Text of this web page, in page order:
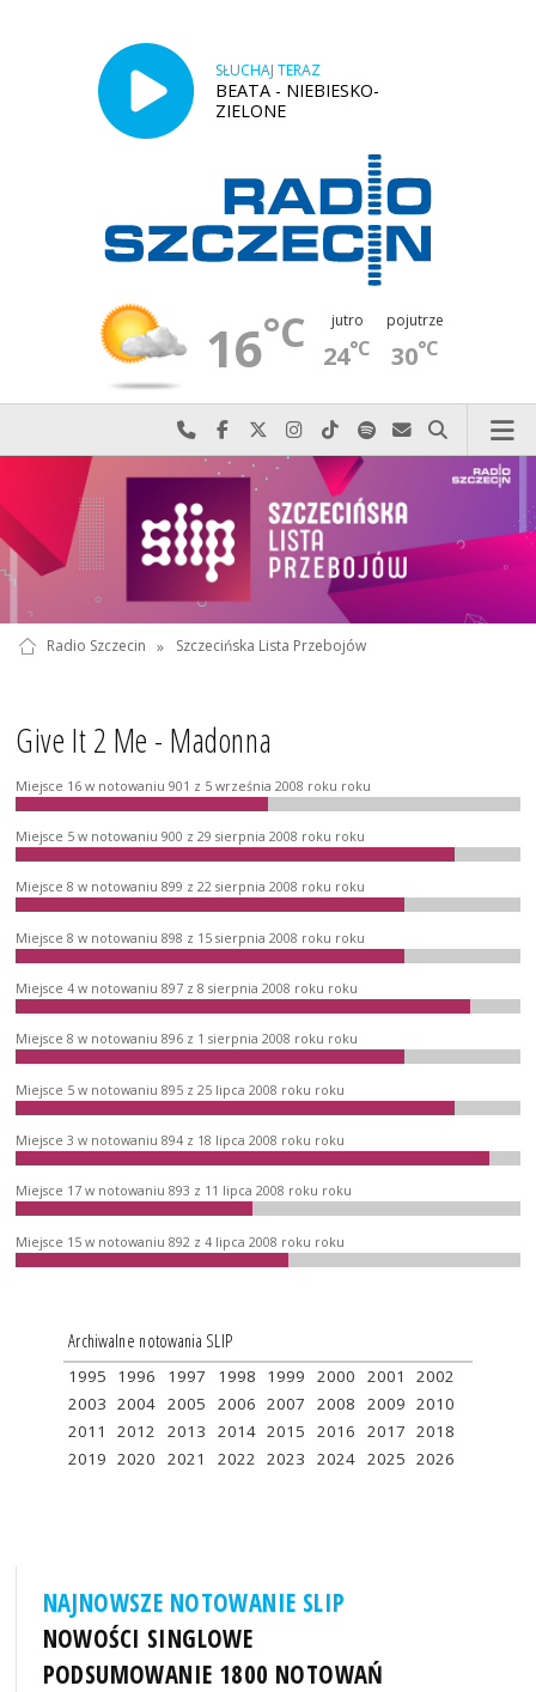
SŁUCHAJ TERAZ
BEATA - NIEBIESKO-
ZIELONE
16°C jutro
24°C
pojutrze
30°C
Najlepiej po prostu do nas zadzwoń
Odwiedź nas na Facebook-u
Odwiedź nas na X
Odwiedź nas na Instagram-ie
Odwiedź nas na TikTok-u
Szukaj nas na Spotify
Wyślij do nas
Szukaj
Radio Szczecin » Szczecińska Lista Przebojów
Give It 2 Me - Madonna
Miejsce 16 w notowaniu 901 z 5 września 2008 roku roku
Miejsce 5 w notowaniu 900 z 29 sierpnia 2008 roku roku
Miejsce 8 w notowaniu 899 z 22 sierpnia 2008 roku roku
Miejsce 8 w notowaniu 898 z 15 sierpnia 2008 roku roku
Miejsce 4 w notowaniu 897 z 8 sierpnia 2008 roku roku
Miejsce 8 w notowaniu 896 z 1 sierpnia 2008 roku roku
Miejsce 5 w notowaniu 895 z 25 lipca 2008 roku roku
Miejsce 3 w notowaniu 894 z 18 lipca 2008 roku roku
Miejsce 17 w notowaniu 893 z 11 lipca 2008 roku roku
Miejsce 15 w notowaniu 892 z 4 lipca 2008 roku roku
Archiwalne notowania SLIP
1995 1996 1997 1998 1999 2000 2001
2002
2003 2004 2005 2006 2007 2008 2009 2010
2011
2012 2013 2014 2015 2016 2017 2018
2019 2020 2021 2022 2023 2024 2025 2026
NAJNOWSZE NOTOWANIE SLIP
NOWOŚCI SINGLOWE
PODSUMOWANIE 1800 NOTOWAŃ